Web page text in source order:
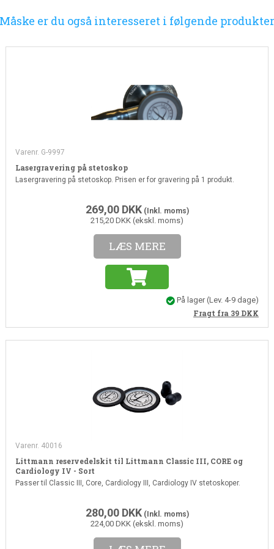
Måske er du også interesseret i følgende produkter
Varenr. G-9997
Lasergravering på stetoskop
Lasergravering på stetoskop. Prisen er for gravering på 1 produkt.
269,00 DKK(Inkl. moms)
215,20 DKK (ekskl. moms)
LÆS MERE
På lager(Lev. 4-9 dage)
Fragt fra 39 DKK
Varenr. 40016
Littmann reservedelskit til Littmann Classic III, CORE og
Cardiology IV - Sort
Passer til Classic III, Core, Cardiology III, Cardiology IV stetoskoper.
280,00 DKK(Inkl. moms)
224,00 DKK (ekskl. moms)